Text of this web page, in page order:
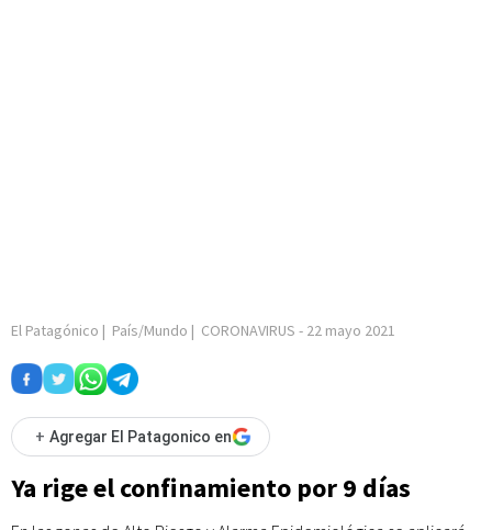
El Patagónico | País/Mundo | CORONAVIRUS - 22 mayo 2021
+ Agregar El Patagonico en
Ya rige el confinamiento por 9 días